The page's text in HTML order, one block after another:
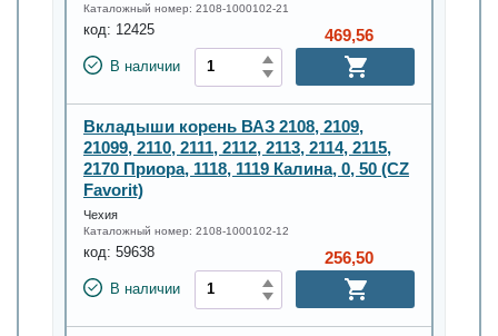
Каталожный номер: 2108-1000102-21
код: 12425
В наличии
469,56
Вкладыши корень ВАЗ 2108, 2109,
21099, 2110, 2111, 2112, 2113, 2114, 2115,
2170 Приора, 1118, 1119 Калина, 0, 50 (CZ
Favorit)
Чехия
Каталожный номер: 2108-1000102-12
код: 59638
В наличии
256,50